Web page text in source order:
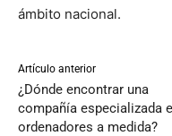
ámbito nacional.
Artículo anterior
¿Dónde encontrar una
compañía especializada
ordenadores a medida?